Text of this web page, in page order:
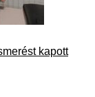
kapott